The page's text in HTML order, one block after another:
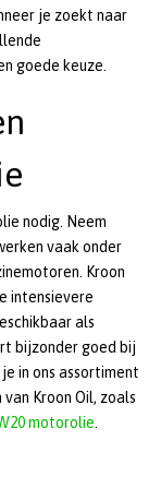
je zoekt naar
goede keuze.
nodig. Neem
vaak onder
Kroon
intensievere
als
bijzonder goed bij
in ons assortiment
Kroon Oil, zoals
motorolie